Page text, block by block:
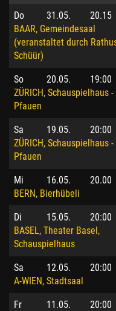
Do 31.05.
20.15
BAAR, Gemeindesaal
(veranstaltet durch
Schüür)
So 20.05.
19:00
ZÜRICH, Schauspielhaus -
Pfauen
Sa 19.05.
20:00
ZÜRICH, Schauspielhaus -
Pfauen
Mi 16.05.
20.00
BERN, Bierhübeli
Di 15.05.
20:00
BASEL, Theater Basel,
Schauspielhaus
Sa 12.05.
20:00
A-WIEN, Stadtsaal
Fr 11.05.
20:00